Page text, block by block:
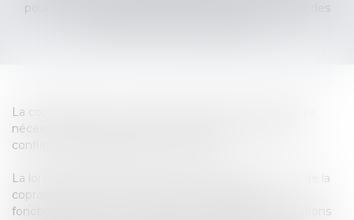
pour assurer une gestion harmonieuse et équitable des
La copropriété est un mode de propriété complexe qui
nécessite une réglementation précise pour éviter les
conflits et garantir les droits de chacun.
La loi du 10 juillet 1965 est le texte fondateur du droit de la
copropriété en France. Elle définit les règles de
fonctionnement des copropriétés, les droits et obligations